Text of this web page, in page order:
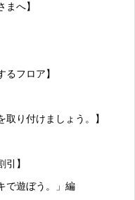
へ】
フロア】
り付けましょう。】
】
で遊ぼう。」編